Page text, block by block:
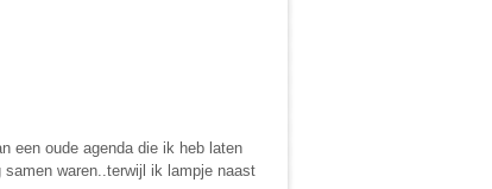
een oude agenda die ik heb laten
waren..terwijl ik lampje naast